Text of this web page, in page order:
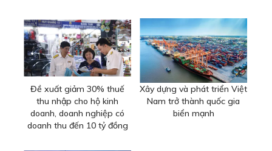
Đề xuất giảm 30% thuế
thu nhập cho hộ kinh
doanh, doanh nghiệp có
doanh thu đến 10 tỷ đồng
Xây dựng và phát triển Việt
Nam trở thành quốc gia
biển mạnh